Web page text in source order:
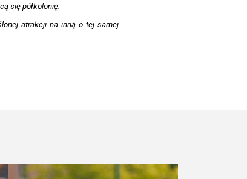
się półkolonię.
atrakcji na inną o tej samej